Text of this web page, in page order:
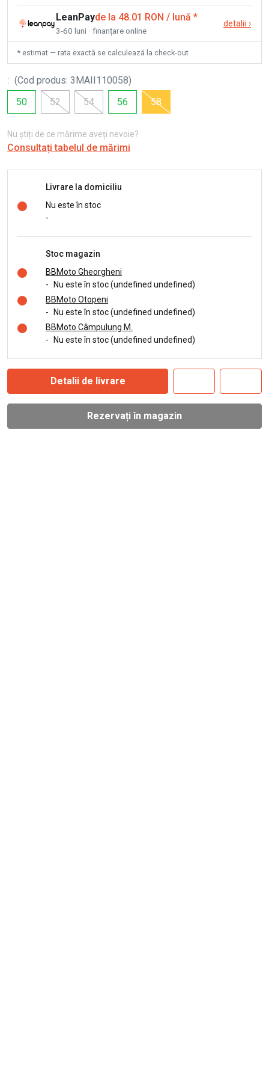
LeanPayde la 48.01 RON / lună *
3-60 luni · finanțare online
detalii ›
* estimat — rata exactă se calculează la check-out
: (Cod produs: 3MAII110058)
50
52 54 56 58
Nu știți de ce mărime aveți nevoie?
Consultați tabelul de mărimi
Livrare la domiciliu
Nu este în stoc
-
Stoc magazin
BBMoto Gheorgheni
-
Nu este în stoc (undefined undefined)
BBMoto Otopeni
-
Nu este în stoc (undefined undefined)
BBMoto Câmpulung M.
-
Nu este în stoc (undefined undefined)
Detalii de livrare
Rezervați în magazin